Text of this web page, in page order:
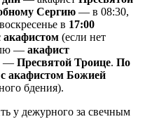
Сергию — в 08:30,
в 17:00
акафистом (если нет
— акафист
— Пресвятой Троице. По
акафистом Божией
бдения).
у дежурного за свечным